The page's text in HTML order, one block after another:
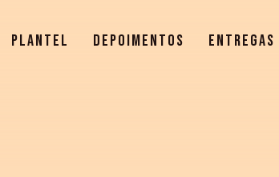
PLANTEL DEPOIMENTOS ENTREGAS